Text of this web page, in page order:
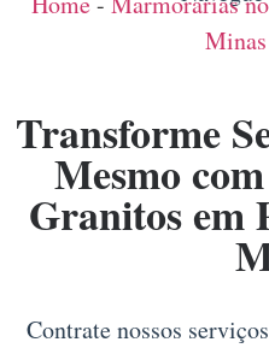
Transforme
Mesmo
Granitos em
Contrate nossos